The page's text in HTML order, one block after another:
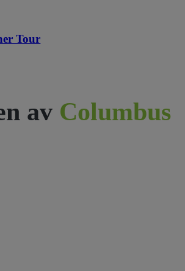
Tour
av Columbus